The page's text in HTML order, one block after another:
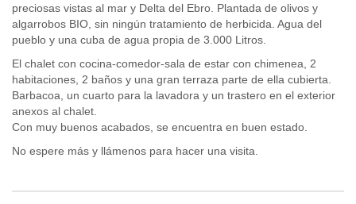
preciosas vistas al mar y Delta del Ebro. Plantada de olivos y
algarrobos BIO, sin ningún tratamiento de herbicida. Agua del
pueblo y una cuba de agua propia de 3.000 Litros.
El chalet con cocina-comedor-sala de estar con chimenea, 2
habitaciones, 2 baños y una gran terraza parte de ella cubierta.
Barbacoa, un cuarto para la lavadora y un trastero en el exterior
anexos al chalet.
Con muy buenos acabados, se encuentra en buen estado.
No espere más y llámenos para hacer una visita.